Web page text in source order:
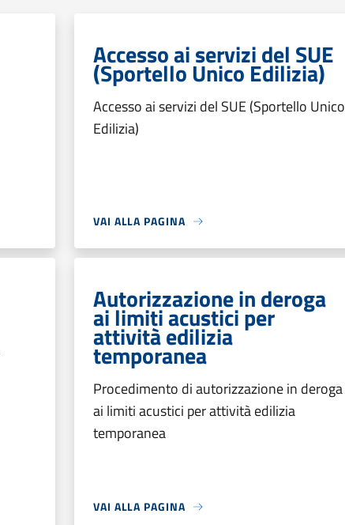
Accesso ai servizi del SUE
(Sportello Unico Edilizia)
Accesso ai servizi del SUE (Sportello Unico
Edilizia)
VAI ALLA PAGINA
Autorizzazione in deroga
ai limiti acustici per
attività edilizia
temporanea
Procedimento di autorizzazione in deroga
ai limiti acustici per attività edilizia
temporanea
VAI ALLA PAGINA